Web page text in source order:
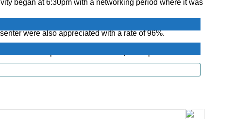
began at 6:30pm with a networking period where it was
were also appreciated with a rate of 96%.
the aerospace field. In addition, this representation